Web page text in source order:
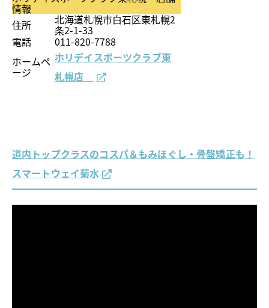
情報
住所
北海道札幌市白石区東札幌2
条2-1-33
電話
011-820-7788
ホームペ
ージ
ホリデイスポーツクラブ東
札幌店
道内トップクラスのコスパ＆もみほぐし・骨盤矯正も！
スマートウェイ菊水